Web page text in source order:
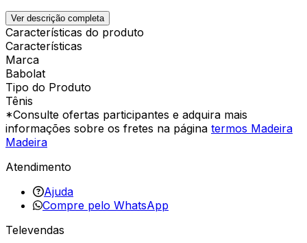
Ver descrição completa
Características do produto
Características
Marca
Babolat
Tipo do Produto
Tênis
*Consulte ofertas participantes e adquira mais
informações sobre os fretes na página termos Madeira
Madeira
Atendimento
Ajuda
Compre pelo WhatsApp
Televendas